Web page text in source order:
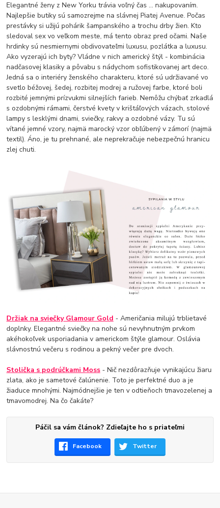
Elegantné ženy z New Yorku trávia voľný čas ... nakupovaním.
Najlepšie butiky sú samozrejme na slávnej Piatej Avenue. Počas
prestávky si užijú pohárik šampanského a trochu drby žien. Kto
sledoval sex vo veľkom meste, má tento obraz pred očami. Naše
hrdinky sú nesmiernymi obdivovateľmi luxusu, pozlátka a luxusu.
Ako vyzerajú ich byty? Vládne v nich americký štýl - kombinácia
nadčasovej klasiky a pôvabu s nádychom sofistikovanej art deco.
Jedná sa o interiéry ženského charakteru, ktoré sú udržiavané vo
svetlo béžovej, šedej, rozbitej modrej a ružovej farbe, ktoré boli
rozbité jemnými prízvukmi silnejších farieb. Nemôžu chýbať zrkadlá
s ozdobnými rámami, čerstvé kvety v krištáľových vázach, stolové
lampy s lesklými dnami, sviečky, rakvy a ozdobné vázy. Tu sú
vítané jemné vzory, najmä marocký vzor obľúbený v zámorí (najmä
textil). Áno, je tu prehnané, ale neprekračuje nebezpečnú hranicu
zlej chuti.
Držiak na sviečky Glamour Gold - Američania milujú trblietavé
doplnky. Elegantné sviečky na nohe sú nevyhnutným prvkom
akéhokoľvek usporiadania v americkom štýle glamour. Oslávia
slávnostnú večeru s rodinou a pekný večer pre dvoch.
Stolička s podrúčkami Moss - Nič nezdôrazňuje vynikajúcu žiaru
zlata, ako je sametové čalúnenie. Toto je perfektné duo a je
žiaduce mnohými. Najmódnejšie je ten v odtieňoch tmavozelenej a
tmavomodrej. Na čo čakáte?
Páčil sa vám článok? Zdieľajte ho s priateľmi
Facebook Twitter